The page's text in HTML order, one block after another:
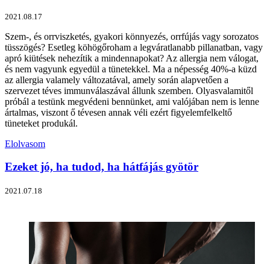
2021.08.17
Szem-, és orrviszketés, gyakori könnyezés, orrfújás vagy sorozatos
tüsszögés? Esetleg köhögőroham a legváratlanabb pillanatban, vagy
apró kiütések nehezítik a mindennapokat? Az allergia nem válogat,
és nem vagyunk egyedül a tünetekkel. Ma a népesség 40%-a küzd
az allergia valamely változatával, amely során alapvetően a
szervezet téves immunválaszával állunk szemben. Olyasvalamitől
próbál a testünk megvédeni bennünket, ami valójában nem is lenne
ártalmas, viszont ő tévesen annak véli ezért figyelemfelkeltő
tüneteket produkál.
Elolvasom
Ezeket jó, ha tudod, ha hátfájás gyötör
2021.07.18